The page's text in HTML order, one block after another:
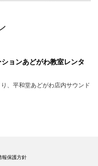
ョンあどがわ教室レンタ
、平和堂あどがわ店内サウンド
報保護方針